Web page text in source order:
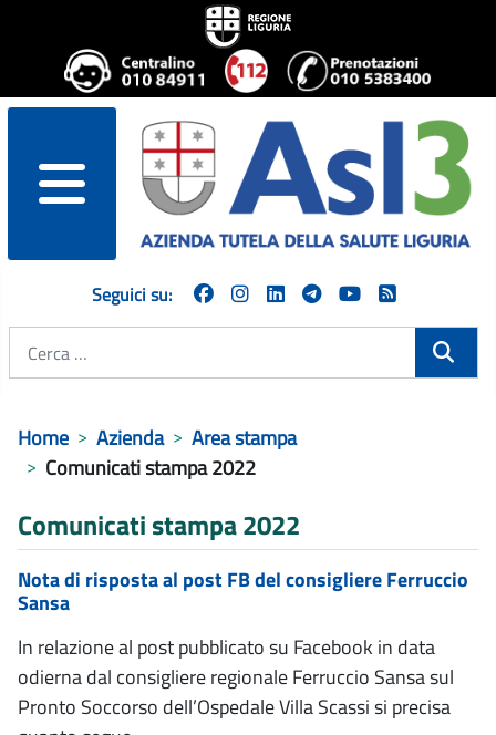
menu
Seguici su:
Home Azienda
Area stampa
Comunicati stampa 2022
Comunicati stampa 2022
Nota di risposta al post FB del consigliere Ferruccio
Sansa
In relazione al post pubblicato su Facebook in data
odierna dal consigliere regionale Ferruccio Sansa sul
Pronto Soccorso dell’Ospedale Villa Scassi si precisa